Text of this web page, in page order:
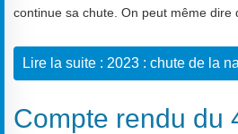
continue sa chute. On peut même dire
Lire la suite : 2023 : chute de la
Compte rendu du